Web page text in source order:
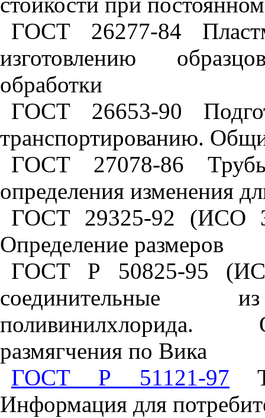
ГОСТ 26277-84
изготовлению
обработки
ГОСТ 26653-90
транспортированию.
ГОСТ 27078-86
определения изменения
ГОСТ 29325-92 (ИСО
Определение размеров
ГОСТ Р 50825-95
соединительные из
поливинилхлорида.
размягчения по Вика
ГОСТ Р 51121-97
Информация для